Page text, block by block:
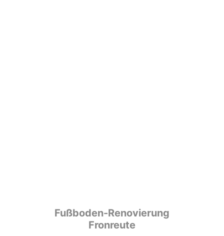
Fußboden-Renovierung
Fronreute